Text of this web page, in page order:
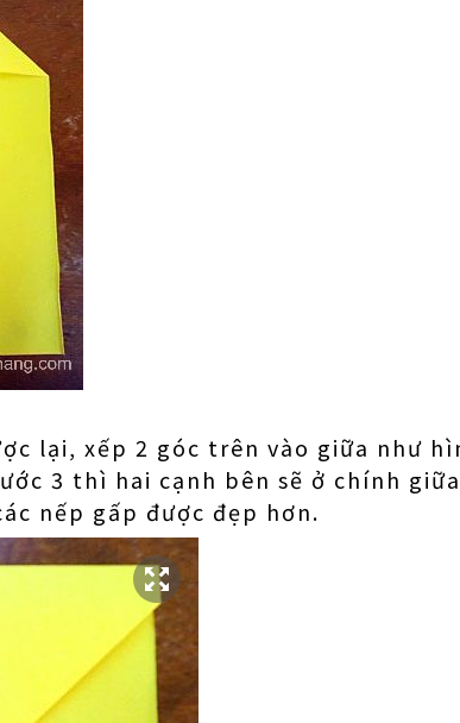
lại, xếp 2 góc trên vào giữa như
3 thì hai cạnh bên sẽ ở chính
nếp gấp được đẹp hơn.